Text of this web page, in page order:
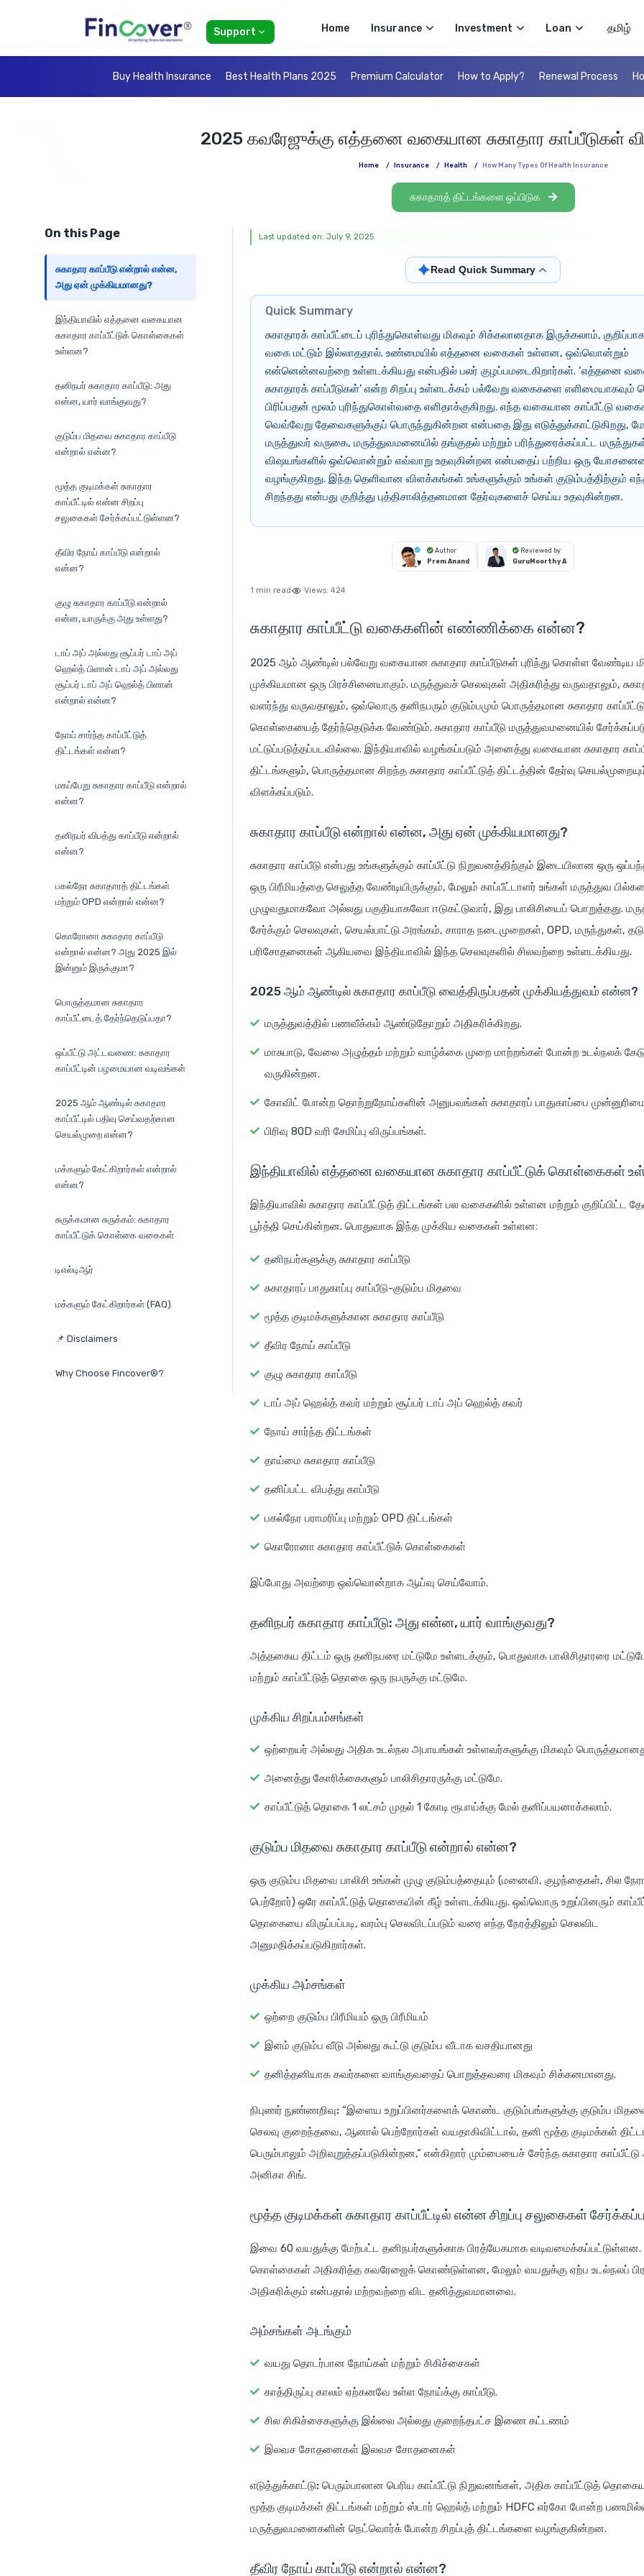
Support Home Insurance Investment Loan Select
Buy Health Insurance Best Health Plans 2025 Premium Calculator How to Apply? Renewal Process
2025 கவரேஜுக்கு எத்தனை வகையான சுகாதார காப்பீடுகள்
Home / Insurance / Health / How Many Types Of Health Insurance
சுகாதாரத் திட்டங்களை ஒப்பிடுக
On this Page
சுகாதார காப்பீடு என்றால் என்ன,
அது ஏன் முக்கியமானது?
இந்தியாவில் எத்தனை வகையான
சுகாதார காப்பீட்டுக் கொள்கைகள்
உள்ளன?
தனிநபர் சுகாதார காப்பீடு: அது
என்ன, யார் வாங்குவது?
குடும்ப மிதவை சுகாதார காப்பீடு
என்றால் என்ன?
மூத்த குடிமக்கள் சுகாதார
காப்பீட்டில் என்ன சிறப்பு
சலுகைகள் சேர்க்கப்பட்டுள்ளன?
தீவிர நோய் காப்பீடு என்றால்
என்ன?
குழு சுகாதார காப்பீடு என்றால்
என்ன, யாருக்கு அது உள்ளது?
டாப் அப் அல்லது சூப்பர் டாப் அப்
ஹெல்த் பிளான் டாப் அப் அல்லது
சூப்பர் டாப் அப் ஹெல்த் பிளான்
என்றால் என்ன?
நோய் சார்ந்த காப்பீட்டுத்
திட்டங்கள் என்ன?
மகப்பேறு சுகாதார காப்பீடு என்றால்
என்ன?
தனிநபர் விபத்து காப்பீடு என்றால்
என்ன?
பகல்நேர சுகாதாரத் திட்டங்கள்
மற்றும் OPD என்றால் என்ன?
கொரோனா சுகாதார காப்பீடு
என்றால் என்ன? அது 2025 இல்
இன்னும் இருக்குமா?
பொருத்தமான சுகாதார
காப்பீட்டைத் தேர்ந்தெடுப்பதா?
ஒப்பீட்டு அட்டவணை: சுகாதார
காப்பீட்டின் பழமையான வடிவங்கள்
2025 ஆம் ஆண்டில் சுகாதார
காப்பீட்டில் பதிவு செய்வதற்கான
செயல்முறை என்ன?
மக்களும் கேட்கிறார்கள் என்றால்
என்ன?
சுருக்கமான சுருக்கம்: சுகாதார
காப்பீட்டுக் கொள்கை வகைகள்
டிஎல்டிஆர்
மக்களும் கேட்கிறார்கள் (FAQ)
📌 Disclaimers
Why Choose Fincover®?
Last updated on: July 9, 2025
✦Read Quick Summary
Quick Summary
சுகாதாரக் காப்பீட்டைப் புரிந்துகொள்வது மிகவும் சிக்கலானதாக இருக்கலாம்,
வகை மட்டும் இல்லாததால். உண்மையில் எத்தனை வகைகள் உள்ளன, ஒவ்வொன்றும்
என்னென்னவற்றை உள்ளடக்கியது என்பதில் பலர் குழப்பமடைகிறார்கள். ‘எத்தனை
சுகாதாரக் காப்பீடுகள்’ என்ற சிறப்பு உள்ளடக்கம் பல்வேறு வகைகளை எளிமையாகவும்
பிரிப்பதன் மூலம் புரிந்துகொள்வதை எளிதாக்குகிறது. எந்த வகையான காப்பீட்டு
வெவ்வேறு தேவைகளுக்குப் பொருந்துகின்றன என்பதை இது எடுத்துக்காட்டுகிறது,
மருத்துவர் வருகை, மருத்துவமனையில் தங்குதல் மற்றும் பரிந்துரைக்கப்பட்ட
விஷயங்களில் ஒவ்வொன்றும் எவ்வாறு உதவுகின்றன என்பதைப் பற்றிய ஒரு
வழங்குகிறது. இந்த தெளிவான விளக்கங்கள் உங்களுக்கும் உங்கள் குடும்பத்திற்கும்
சிறந்தது என்பது குறித்து புத்திசாலித்தனமான தேர்வுகளைச் செய்ய உதவுகின்றன.
Author
Prem Anand
Reviewed by
GuruMoorthy A
1 min read Views: 424
சுகாதார காப்பீட்டு வகைகளின் எண்ணிக்கை என்ன?
2025 ஆம் ஆண்டில் பல்வேறு வகையான சுகாதார காப்பீடுகள் புரிந்து கொள்ள வேண்டிய
முக்கியமான ஒரு பிரச்சினையாகும். மருத்துவச் செலவுகள் அதிகரித்து வருவதாலும்,
வளர்ந்து வருவதாலும், ஒவ்வொரு தனிநபரும் குடும்பமும் பொருத்தமான சுகாதார
கொள்கையைத் தேர்ந்தெடுக்க வேண்டும். சுகாதார காப்பீடு மருத்துவமனையில்
மட்டுப்படுத்தப்படவில்லை. இந்தியாவில் வழங்கப்படும் அனைத்து வகையான சுகாதார
திட்டங்களும், பொருத்தமான சிறந்த சுகாதார காப்பீட்டுத் திட்டத்தின் தேர்வு
விளக்கப்படும்.
சுகாதார காப்பீடு என்றால் என்ன, அது ஏன் முக்கியமானது?
சுகாதார காப்பீடு என்பது உங்களுக்கும் காப்பீட்டு நிறுவனத்திற்கும் இடையிலான ஒரு
ஒரு பிரீமியத்தை செலுத்த வேண்டியிருக்கும், மேலும் காப்பீட்டாளர் உங்கள் மருத்துவ
முழுவதுமாகவோ அல்லது பகுதியாகவோ ஈடுகட்டுவார், இது பாலிசியைப் பொறுத்தது.
சேர்க்கும் செலவுகள், செயல்பாட்டு அரங்கம், சாராத நடைமுறைகள், OPD, மருந்துகள்,
பரிசோதனைகள் ஆகியவை இந்தியாவில் இந்த செலவுகளில் சிலவற்றை உள்ளடக்கியது.
2025 ஆம் ஆண்டில் சுகாதார காப்பீடு வைத்திருப்பதன் முக்கியத்துவம் என்ன?
மருத்துவத்தில் பணவீக்கம் ஆண்டுதோறும் அதிகரிக்கிறது.
மாசுபாடு, வேலை அழுத்தம் மற்றும் வாழ்க்கை முறை மாற்றங்கள் போன்ற உடல்நலக்
வருகின்றன.
கோவிட் போன்ற தொற்றுநோய்களின் அனுபவங்கள் சுகாதாரப் பாதுகாப்பை
பிரிவு 80D வரி சேமிப்பு விருப்பங்கள்.
இந்தியாவில் எத்தனை வகையான சுகாதார காப்பீட்டுக் கொள்கைகள்
இந்தியாவில் சுகாதார காப்பீட்டுத் திட்டங்கள் பல வகைகளில் உள்ளன மற்றும் குறிப்பிட்ட
பூர்த்தி செய்கின்றன. பொதுவாக இந்த முக்கிய வகைகள் உள்ளன:
தனிநபர்களுக்கு சுகாதார காப்பீடு
சுகாதாரப் பாதுகாப்பு காப்பீடு-குடும்ப மிதவை
மூத்த குடிமக்களுக்கான சுகாதார காப்பீடு
தீவிர நோய் காப்பீடு
குழு சுகாதார காப்பீடு
டாப் அப் ஹெல்த் கவர் மற்றும் சூப்பர் டாப் அப் ஹெல்த் கவர்
நோய் சார்ந்த திட்டங்கள்
தாய்மை சுகாதார காப்பீடு
தனிப்பட்ட விபத்து காப்பீடு
பகல்நேர பராமரிப்பு மற்றும் OPD திட்டங்கள்
கொரோனா சுகாதார காப்பீட்டுக் கொள்கைகள்
இப்போது அவற்றை ஒவ்வொன்றாக ஆய்வு செய்வோம்.
தனிநபர் சுகாதார காப்பீடு: அது என்ன, யார் வாங்குவது?
அத்தகைய திட்டம் ஒரு தனிநபரை மட்டுமே உள்ளடக்கும், பொதுவாக பாலிசிதாரரை
மற்றும் காப்பீட்டுத் தொகை ஒரு நபருக்கு மட்டுமே.
முக்கிய சிறப்பம்சங்கள்
ஒற்றையர் அல்லது அதிக உடல்நல அபாயங்கள் உள்ளவர்களுக்கு மிகவும்
அனைத்து கோரிக்கைகளும் பாலிசிதாரருக்கு மட்டுமே.
காப்பீட்டுத் தொகை 1 லட்சம் முதல் 1 கோடி ரூபாய்க்கு மேல் தனிப்பயனாக்கலாம்.
குடும்ப மிதவை சுகாதார காப்பீடு என்றால் என்ன?
ஒரு குடும்ப மிதவை பாலிசி உங்கள் முழு குடும்பத்தையும் (மனைவி, குழந்தைகள், சில
பெற்றோர்) ஒரே காப்பீட்டுத் தொகையின் கீழ் உள்ளடக்கியது. ஒவ்வொரு உறுப்பினரும்
தொகையை விருப்பப்படி, வரம்பு செலவிடப்படும் வரை எந்த நேரத்திலும் செலவிட
அனுமதிக்கப்படுகிறார்கள்.
முக்கிய அம்சங்கள்
ஒற்றை குடும்ப பிரீமியம் ஒரு பிரீமியம்
இளம் குடும்ப வீடு அல்லது கூட்டு குடும்ப வீடாக வசதியானது
தனித்தனியாக கவர்களை வாங்குவதைப் பொறுத்தவரை மிகவும் சிக்கனமானது.
நிபுணர் நுண்ணறிவு: “இளைய உறுப்பினர்களைக் கொண்ட குடும்பங்களுக்கு குடும்ப
செலவு குறைந்தவை, ஆனால் பெற்றோர்கள் வயதாகிவிட்டால், தனி மூத்த குடிமக்கள்
பெரும்பாலும் அறிவுறுத்தப்படுகின்றன,” என்கிறார் மும்பையைச் சேர்ந்த சுகாதார
அனிகா சிங்.
மூத்த குடிமக்கள் சுகாதார காப்பீட்டில் என்ன சிறப்பு சலுகைகள்
இவை 60 வயதுக்கு மேற்பட்ட தனிநபர்களுக்காக பிரத்யேகமாக
கொள்கைகள் அதிகரித்த கவரேஜைக் கொண்டுள்ளன, மேலும் வயதுக்கு ஏற்ப உடல்நலப்
அதிகரிக்கும் என்பதால் மற்றவற்றை விட தனித்துவமானவை.
அம்சங்கள் அடங்கும்
வயது தொடர்பான நோய்கள் மற்றும் சிகிச்சைகள்
காத்திருப்பு காலம் ஏற்கனவே உள்ள நோய்க்கு காப்பீடு.
சில சிகிச்சைகளுக்கு இல்லை அல்லது குறைந்தபட்ச இணை கட்டணம்
இலவச சோதனைகள் இலவச சோதனைகள்
எடுத்துக்காட்டு: பெரும்பாலான பெரிய காப்பீட்டு நிறுவனங்கள், அதிக காப்பீட்டுத்
மூத்த குடிமக்கள் திட்டங்கள் மற்றும் ஸ்டார் ஹெல்த் மற்றும் HDFC எர்கோ போன்ற
மருத்துவமனைகளின் நெட்வொர்க் போன்ற சிறப்புத் திட்டங்களை வழங்குகின்றன.
தீவிர நோய் காப்பீடு என்றால் என்ன?